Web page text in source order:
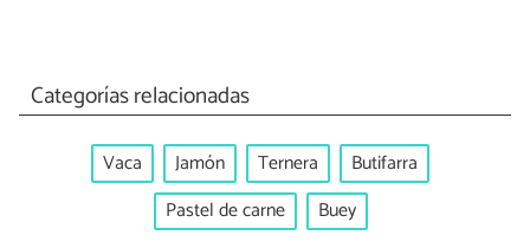
Categorías relacionadas
Vaca Jamón Ternera
Butifarra
Pastel de carne
Buey